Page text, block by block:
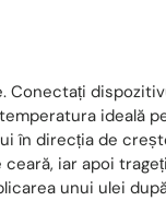
Conectați
ideală
în direcția de
iar apoi
unui ulei